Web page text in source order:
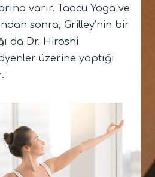
varır. Taocu Yoga ve
sonra, Grilley’nin bir
da Dr. Hiroshi
üzerine yaptığı